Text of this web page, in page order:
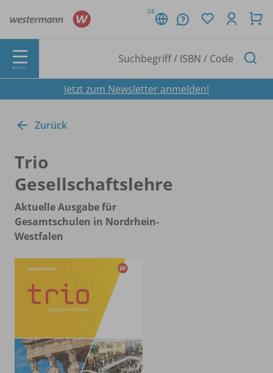
DE
MENÜ
Jetzt zum Newsletter anmelden!
Zurück
Trio
Gesellschaftslehre
Aktuelle Ausgabe für
Gesamtschulen in Nordrhein-
Westfalen